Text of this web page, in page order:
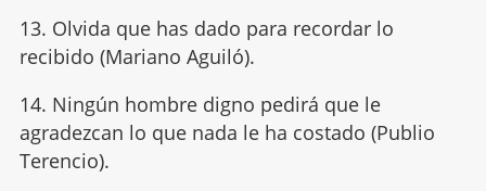
13. Olvida que has dado para recordar lo
recibido (Mariano Aguiló).
14. Ningún hombre digno pedirá que le
agradezcan lo que nada le ha costado (Publio
Terencio).